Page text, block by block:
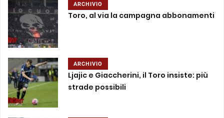
ARCHIVIO
Toro, al via la campagna abbonamenti
ARCHIVIO
Ljajic e Giaccherini, il Toro insiste: più
strade possibili